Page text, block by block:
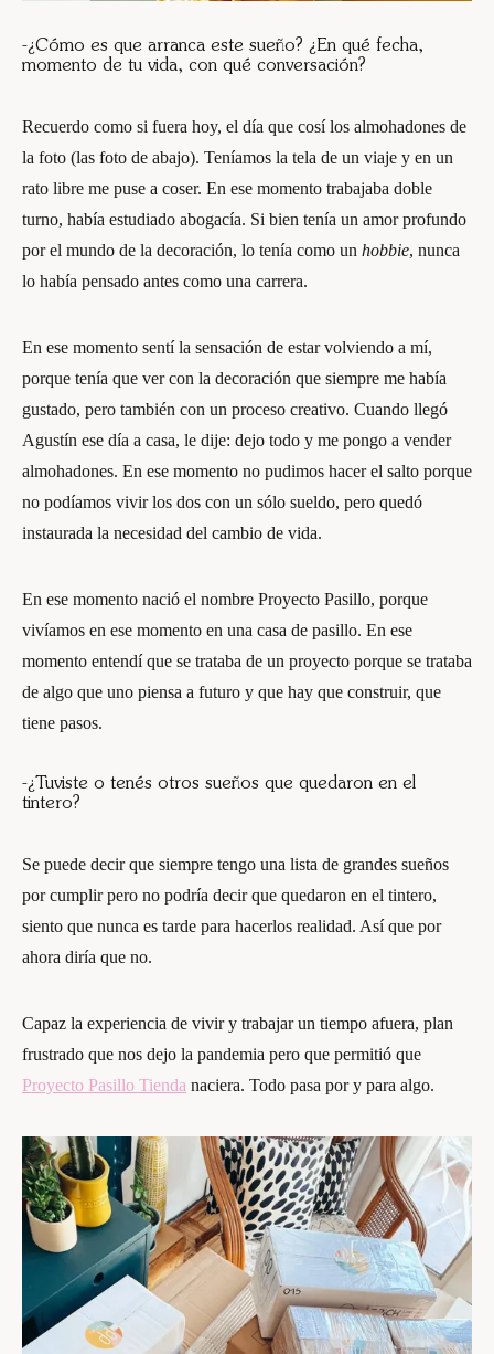
-¿Cómo es que arranca este sueño? ¿En qué fecha,
momento de tu vida, con qué conversación?
Recuerdo como si fuera hoy, el día que cosí los almohadones de
la foto (las foto de abajo). Teníamos la tela de un viaje y en un
rato libre me puse a coser. En ese momento trabajaba doble
turno, había estudiado abogacía. Si bien tenía un amor profundo
por el mundo de la decoración, lo tenía como un hobbie, nunca
lo había pensado antes como una carrera.
En ese momento sentí la sensación de estar volviendo a mí,
porque tenía que ver con la decoración que siempre me había
gustado, pero también con un proceso creativo. Cuando llegó
Agustín ese día a casa, le dije: dejo todo y me pongo a vender
almohadones. En ese momento no pudimos hacer el salto porque
no podíamos vivir los dos con un sólo sueldo, pero quedó
instaurada la necesidad del cambio de vida.
En ese momento nació el nombre Proyecto Pasillo, porque
vivíamos en ese momento en una casa de pasillo. En ese
momento entendí que se trataba de un proyecto porque se trataba
de algo que uno piensa a futuro y que hay que construir, que
tiene pasos.
-¿Tuviste o tenés otros sueños que quedaron en el
tintero?
Se puede decir que siempre tengo una lista de grandes sueños
por cumplir pero no podría decir que quedaron en el tintero,
siento que nunca es tarde para hacerlos realidad. Así que por
ahora diría que no.
Capaz la experiencia de vivir y trabajar un tiempo afuera, plan
frustrado que nos dejo la pandemia pero que permitió que
Proyecto Pasillo Tienda naciera. Todo pasa por y para algo.